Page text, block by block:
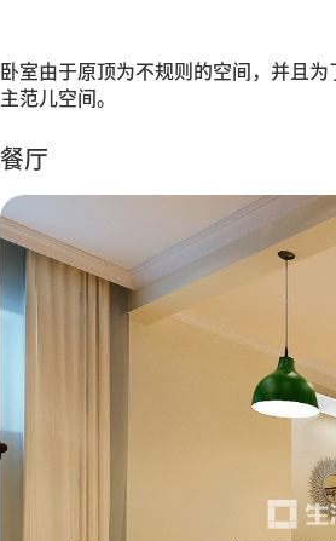
卧室由于原顶为不规则的空间，并且
主范儿空间。
餐厅